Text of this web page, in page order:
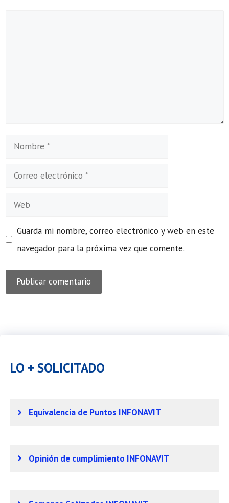
Nombre
Correo
Web
Guarda mi nombre, correo electrónico y web en este
navegador para la próxima vez que comente.
LO + SOLICITADO
Equivalencia de Puntos INFONAVIT
Opinión de cumplimiento INFONAVIT